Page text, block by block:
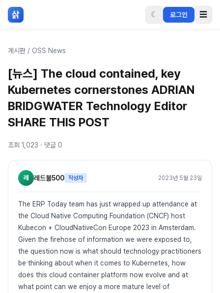
본문 바로가기
삵 ☾ 로그인 ☰
게시판 / OSS News
[뉴스] The cloud contained, key
Kubernetes cornerstones ADRIAN
BRIDGWATER Technology Editor
SHARE THIS POST
조회 1,023 · 댓글 0
레 레드불500 작성자 2023년 5월 23일
The ERP Today team has just wrapped up attendance at
the Cloud Native Computing Foundation (CNCF) host
Kubecon + CloudNativeCon Europe 2023 in Amsterdam.
Given the firehose of information we were exposed to,
the question now is what should technology practitioners
be thinking about when it comes to Kubernetes, how
does this cloud container platform now evolve and at
what point can we enjoy a more mature level of